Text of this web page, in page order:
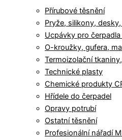
Přírubové těsnění
Pryže, silikony,
Ucpávky pro
O-kroužky, gufera,
Termoizolační
Technické plasty
Chemické produkty
Hřídele do čerpadel
Opravy potrubí
Ostatní těsnění
Profesionální nářadí